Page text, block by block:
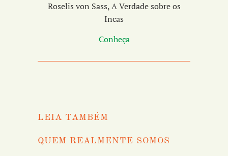
Roselis von Sass, A Verdade sobre os
Incas
Conheça
LEIA TAMBÉM
QUEM REALMENTE SOMOS